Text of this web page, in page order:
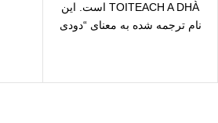
TOITEACH A DHÀ است. این
نام ترجمه شده به معنای “دودی